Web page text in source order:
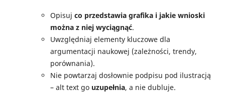
Opisuj co przedstawia grafika i jakie wnioski
można z niej wyciągnąć.
Uwzględniaj elementy kluczowe dla
argumentacji naukowej (zależności, trendy,
porównania).
Nie powtarzaj dosłownie podpisu pod ilustracją
– alt text go uzupełnia, a nie dubluje.